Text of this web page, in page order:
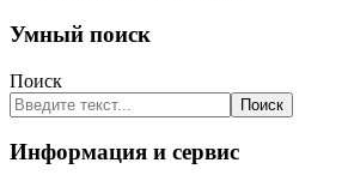
Умный поиск
Поиск
Поиск
Информация и сервис